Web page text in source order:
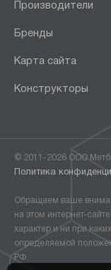
Производители
Бренды
Карта сайта
Конструкторы
© 2011-2026 ООО
Политика
Обращаем ваше
на этом интернет-
характер и ни при
определяемой
РФ.